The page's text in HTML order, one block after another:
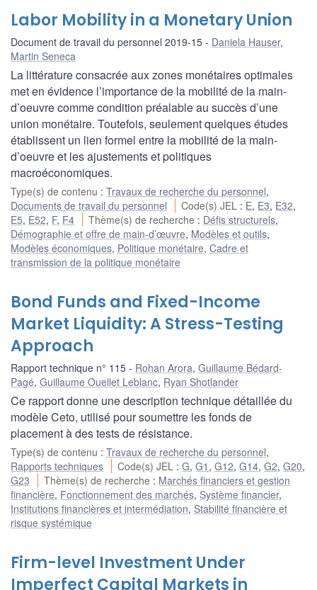
Labor Mobility in a Monetary Union
Document de travail du personnel 2019-15 Daniela Hauser,
Martin Seneca
La littérature consacrée aux zones monétaires optimales
met en évidence l’importance de la mobilité de la main-
d’oeuvre comme condition préalable au succès d’une
union monétaire. Toutefois, seulement quelques études
établissent un lien formel entre la mobilité de la main-
d’oeuvre et les ajustements et politiques
macroéconomiques.
Type(s) de contenu : Travaux de recherche du personnel,
Documents de travail du personnel
Code(s) JEL : E, E3, E32,
E5, E52, F, F4 Thème(s) de recherche : Défis structurels,
Démographie et offre de main-d’œuvre, Modèles et outils,
Modèles économiques, Politique monétaire, Cadre et
transmission de la politique monétaire
Bond Funds and Fixed-Income
Market Liquidity: A Stress-Testing
Approach
Rapport technique n° 115 Rohan Arora, Guillaume Bédard-
Pagé, Guillaume Ouellet Leblanc, Ryan Shotlander
Ce rapport donne une description technique détaillée du
modèle Ceto, utilisé pour soumettre les fonds de
placement à des tests de résistance.
Type(s) de contenu : Travaux de recherche du personnel,
Rapports techniques
Code(s) JEL :G,G1 ,G12,G14,G2,G20,
G23
Thème(s) de recherche : Marchés financiers et gestion
financière, Fonctionnement des marchés, Système financier,
Institutions financières et intermédiation, Stabilité financière et
risque systémique
Firm-level Investment Under
Imperfect Capital Markets in